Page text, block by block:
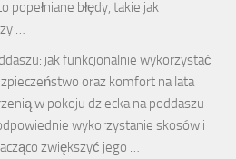
popełniane błędy, takie jak
…
jak funkcjonalnie wykorzystać
oraz komfort na lata
w pokoju dziecka na poddaszu
wykorzystanie skosów i
zwiększyć jego …